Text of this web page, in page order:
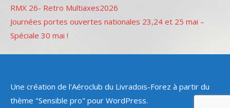
RMX 26- Retro Multiaxes2026
Journées portes ouvertes nationales 23,24 et 25 mai –
Spéciale 30 mai !
Une création de l'Aéroclub du Livradois-Forez à partir du
thème "Sensible pro" pour WordPress.